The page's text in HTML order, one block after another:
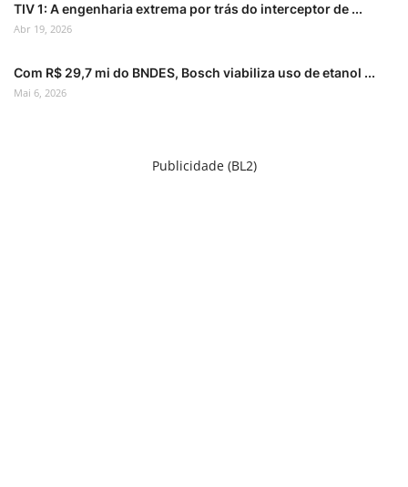
TIV 1: A engenharia extrema por trás do interceptor de ...
Abr 19, 2026
Com R$ 29,7 mi do BNDES, Bosch viabiliza uso de etanol ...
Mai 6, 2026
Publicidade (BL2)